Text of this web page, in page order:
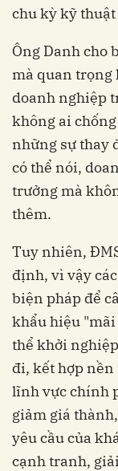
chu kỳ kỹ
Ông Danh cho
mà quan trọng
doanh nghiệp
không ai
những sự thay
có thể nói,
trưởng mà
thêm.
Tuy nhiên,
định, vì vậy
biện pháp để
khẩu hiệu
thể khởi
đi, kết hợp
lĩnh vực chính
giảm giá
yêu cầu của
cạnh tranh,